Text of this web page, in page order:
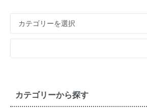
カテゴリーから探す